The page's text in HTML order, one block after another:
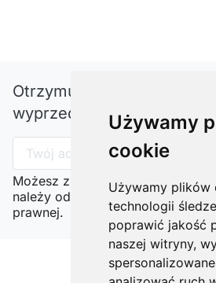
Używamy
cookie
Używamy plików
technologii
poprawić jakość
naszej witryny,
Otrzymuj informację o
wyprzedażach
Możesz zrezygnować w każdej
należy odnaleźć szczegóły w
prawnej.